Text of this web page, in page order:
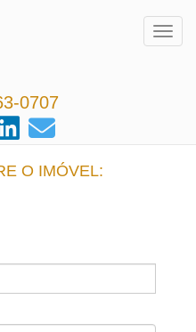
0707
O IMÓVEL: